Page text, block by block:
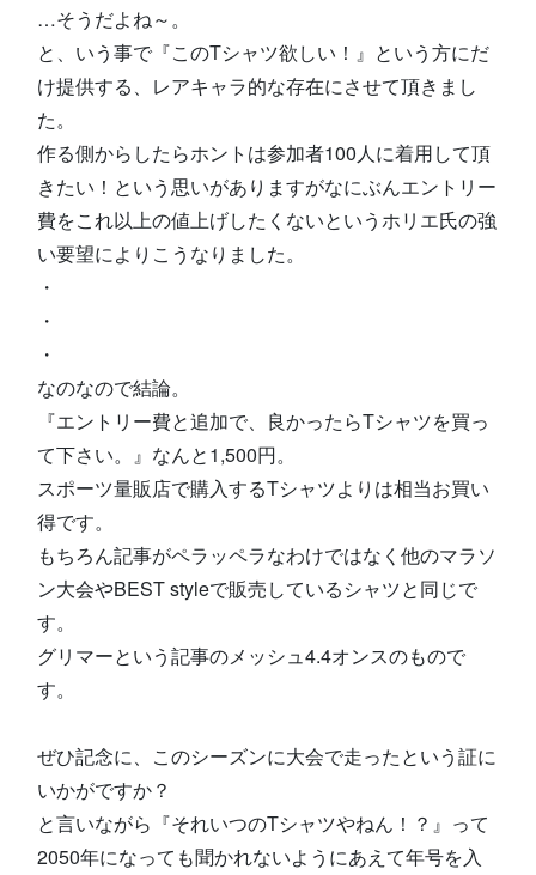
…そうだよね～。
と、いう事で『このTシャツ欲しい！』という方にだ
け提供する、レアキャラ的な存在にさせて頂きまし
た。
作る側からしたらホントは参加者100人に着用して頂
きたい！という思いがありますがなにぶんエントリー
費をこれ以上の値上げしたくないというホリエ氏の強
い要望によりこうなりました。
・
・
・
なのなので結論。
『エントリー費と追加で、良かったらTシャツを買っ
て下さい。』なんと1,500円。
スポーツ量販店で購入するTシャツよりは相当お買い
得です。
もちろん記事がペラッペラなわけではなく他のマラソ
ン大会やBEST styleで販売しているシャツと同じで
す。
グリマーという記事のメッシュ4.4オンスのもので
す。
ぜひ記念に、このシーズンに大会で走ったという証に
いかがですか？
と言いながら『それいつのTシャツやねん！？』って
2050年になっても聞かれないようにあえて年号を入